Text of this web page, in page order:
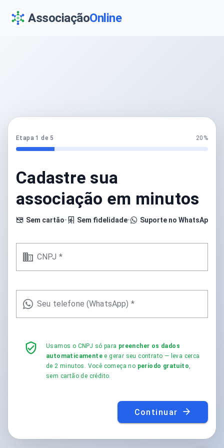
AssociaçãoOnline
Etapa 1 de 5 20%
Cadastre sua
associação em minutos
Sem cartão• Sem fidelidade• Suporte no WhatsApp
CNPJ *
Seu telefone (WhatsApp) *
Usamos o CNPJ só para preencher os dados
automaticamente e gerar seu contrato — leva cerca
de 2 minutos. Você começa no período gratuito,
sem cartão de crédito.
Continuar